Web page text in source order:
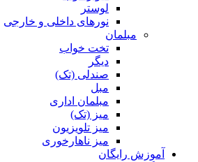
لوستر
نورهای داخلی و خارجی
مبلمان
تخت خواب
دیگر
صندلی (تک)
مبل
مبلمان اداری
میز (تک)
میز تلویزیون
میز ناهارخوری
آموزش رایگان